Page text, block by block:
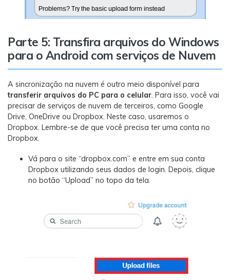
Parte 5: Transfira arquivos do Windows
para o Android com serviços de Nuvem
A sincronização na nuvem é outro meio disponível para
transferir arquivos do PC para o celular. Para isso, você vai
precisar de serviços de nuvem de terceiros, como Google
Drive, OneDrive ou Dropbox. Neste caso, usaremos o
Dropbox. Lembre-se de que você precisa ter uma conta no
Dropbox.
Vá para o site “dropbox.com” e entre em sua conta
Dropbox utilizando seus dados de login. Depois, clique
no botão “Upload” no topo da tela.